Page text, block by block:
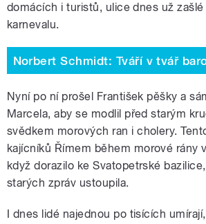
domácích i turistů, ulice dnes už
karnevalu.
Norbert Schmidt: Tváří v tvář
Nyní po ní prošel František pěšky a
Marcela, aby se modlil před starým
svědkem morových ran i cholery.
kajícníků Římem během morové rány
když dorazilo ke Svatopetrské
starých zpráv ustoupila.
I dnes lidé najednou po tisících